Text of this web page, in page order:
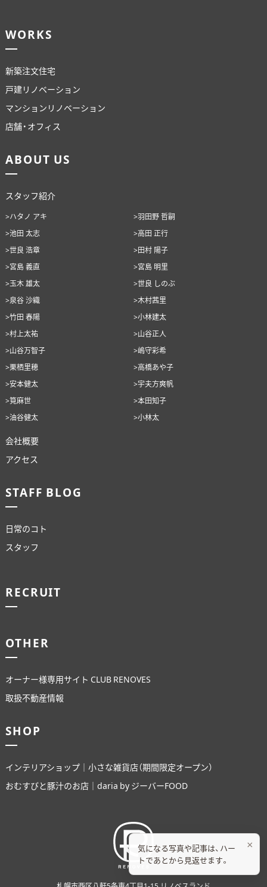
WORKS
新築注文住宅
戸建リノベーション
マンションリノベーション
店舗・オフィス
ABOUT US
スタッフ紹介
>ハタノ アキ
>羽田野 哲嗣
>池田 太志
>高田 正行
>世良 浩章
>田村 陽子
>宮島 義直
>宮島 明里
>玉木 雄太
>世良 しのぶ
>泉谷 沙織
>木村茜里
>竹田 春陽
>小林建太
>村上太祐
>山谷正人
>山谷万智子
>嶋守彩希
>栗栖里穂
>高橋あや子
>安本健太
>宇夫方爽帆
>筧麻世
>本田知子
>油谷健太
>小林太
会社概要
アクセス
STAFF BLOG
日常のコト
スタッフ
RECRUIT
OTHER
オーナー様専用サイト CLUB RENOVES
取扱不動産情報
SHOP
インテリアショップ｜小さな雑貨店（期間限定オープン）
おむすびと豚汁のお店｜daria by ジーバーFOOD
×
気になる写真や記事は、ハー
トであとから見返せます。